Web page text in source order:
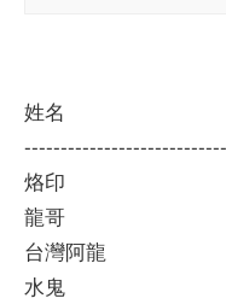
姓名
烙
龍
台灣阿龍
水鬼